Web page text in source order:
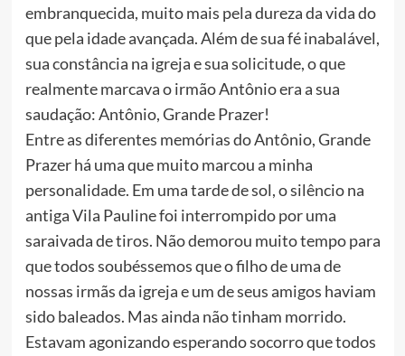
embranquecida, muito mais pela dureza da vida do
que pela idade avançada. Além de sua fé inabalável,
sua constância na igreja e sua solicitude, o que
realmente marcava o irmão Antônio era a sua
saudação: Antônio, Grande Prazer!
Entre as diferentes memórias do Antônio, Grande
Prazer há uma que muito marcou a minha
personalidade. Em uma tarde de sol, o silêncio na
antiga Vila Pauline foi interrompido por uma
saraivada de tiros. Não demorou muito tempo para
que todos soubéssemos que o filho de uma de
nossas irmãs da igreja e um de seus amigos haviam
sido baleados. Mas ainda não tinham morrido.
Estavam agonizando esperando socorro que todos